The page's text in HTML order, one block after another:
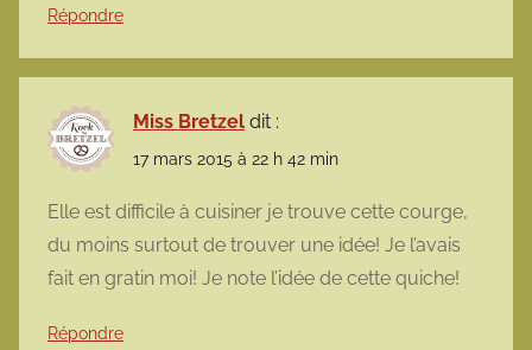
Répondre
Miss Bretzel dit :
17 mars 2015 à 22 h 42 min
Elle est difficile à cuisiner je trouve cette courge,
du moins surtout de trouver une idée! Je l’avais
fait en gratin moi! Je note l’idée de cette quiche!
Répondre